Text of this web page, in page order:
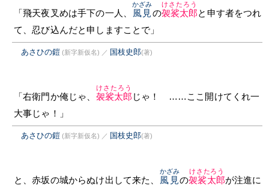
「飛天夜叉めは手下の一人、 風見
かざみ
の袈裟太郎
けさたろう
と申す者をつれ
て、忍び込んだと申しますことで」
あさひの鎧 (新字新仮名) ／ 国枝史郎(著)
「右衛門か俺じゃ、 袈裟太郎
けさたろう
じゃ！ ……ここ開けてくれ一
大事じゃ！」
あさひの鎧 (新字新仮名) ／ 国枝史郎(著)
と、赤坂の城からぬけ出して来た、 風見
かざみ
の袈裟太郎
けさたろう
が注進に